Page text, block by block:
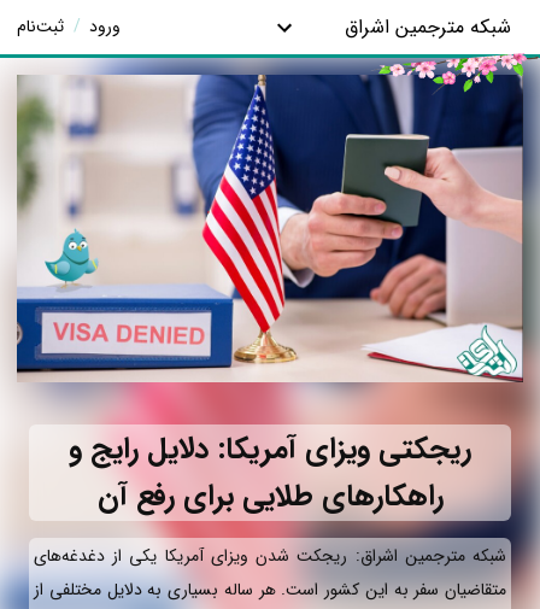
شبکه مترجمین اشراق ورود / ثبت‌نام
ریجکتی ویزای آمریکا: دلایل رایج و
راهکارهای طلایی برای رفع آن
شبکه مترجمین اشراق: ریجکت شدن ویزای آمریکا یکی از دغدغه‌های
متقاضیان سفر به این کشور است. هر ساله بسیاری به دلایل مختلفی از